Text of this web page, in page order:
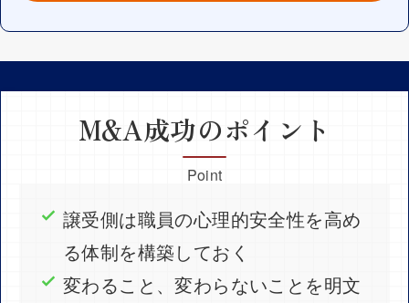
M&A成功のポイント
Point
譲受側は職員の心理的安全性を高め
る体制を構築しておく
変わること、変わらないことを明文